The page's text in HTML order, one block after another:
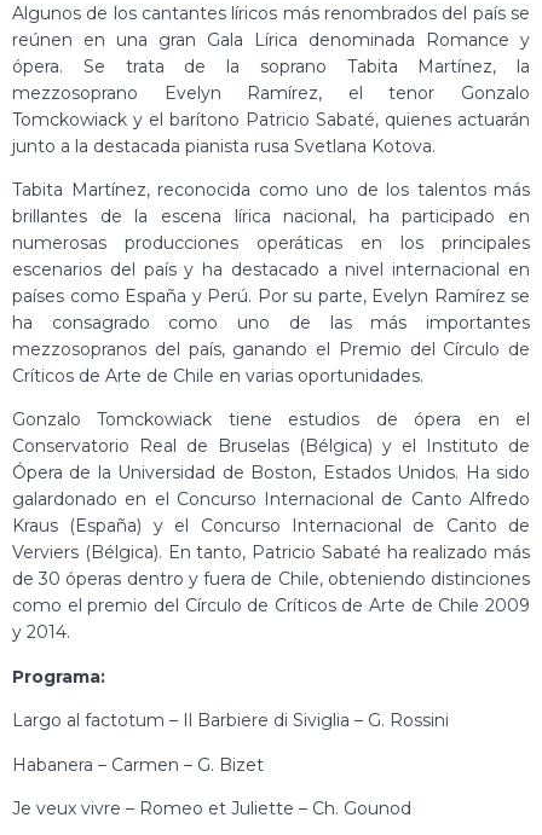
Algunos de los cantantes líricos más renombrados del país se
reúnen en una gran Gala Lírica denominada Romance y
ópera. Se trata de la soprano Tabita Martínez, la
mezzosoprano Evelyn Ramírez, el tenor Gonzalo
Tomckowiack y el barítono Patricio Sabaté, quienes actuarán
junto a la destacada pianista rusa Svetlana Kotova.
Tabita Martínez, reconocida como uno de los talentos más
brillantes de la escena lírica nacional, ha participado en
numerosas producciones operáticas en los principales
escenarios del país y ha destacado a nivel internacional en
países como España y Perú. Por su parte, Evelyn Ramírez se
ha consagrado como uno de las más importantes
mezzosopranos del país, ganando el Premio del Círculo de
Críticos de Arte de Chile en varias oportunidades.
Gonzalo Tomckowiack tiene estudios de ópera en el
Conservatorio Real de Bruselas (Bélgica) y el Instituto de
Ópera de la Universidad de Boston, Estados Unidos. Ha sido
galardonado en el Concurso Internacional de Canto Alfredo
Kraus (España) y el Concurso Internacional de Canto de
Verviers (Bélgica). En tanto, Patricio Sabaté ha realizado más
de 30 óperas dentro y fuera de Chile, obteniendo distinciones
como el premio del Círculo de Críticos de Arte de Chile 2009
y 2014.
Programa:
Largo al factotum – Il Barbiere di Siviglia – G. Rossini
Habanera – Carmen – G. Bizet
Je veux vivre – Romeo et Juliette – Ch. Gounod